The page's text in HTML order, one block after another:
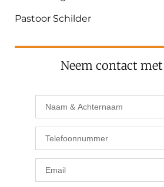
Pastoor Schilder
Neem contact